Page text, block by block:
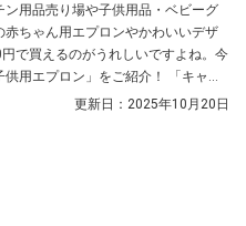
用品売り場や子供用品・ベビーグ
ちゃん用エプロンやかわいいデザ
で買えるのがうれしいですよね。今
用エプロン」をご紹介！ 「キャン
る？」「大人用エプロンはない？」
更新日： 2025年10月20日